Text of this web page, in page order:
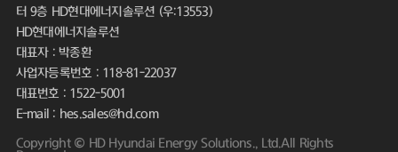
터 9층 HD현대에너지솔루션 (우:13553)
HD현대에너지솔루션
대표자 : 박종환
사업자등록번호 : 118-81-22037
대표번호 : 1522-5001
E-mail : hes.sales@hd.com
Copyright © HD Hyundai Energy Solutions., Ltd.All Rights